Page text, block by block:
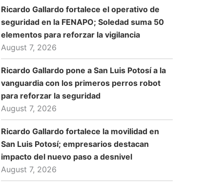
Ricardo Gallardo fortalece el operativo de
seguridad en la FENAPO; Soledad suma 50
elementos para reforzar la vigilancia
August 7, 2026
Ricardo Gallardo pone a San Luis Potosí a la
vanguardia con los primeros perros robot
para reforzar la seguridad
August 7, 2026
Ricardo Gallardo fortalece la movilidad en
San Luis Potosí; empresarios destacan
impacto del nuevo paso a desnivel
August 7, 2026